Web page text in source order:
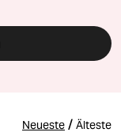
Neueste / Älteste